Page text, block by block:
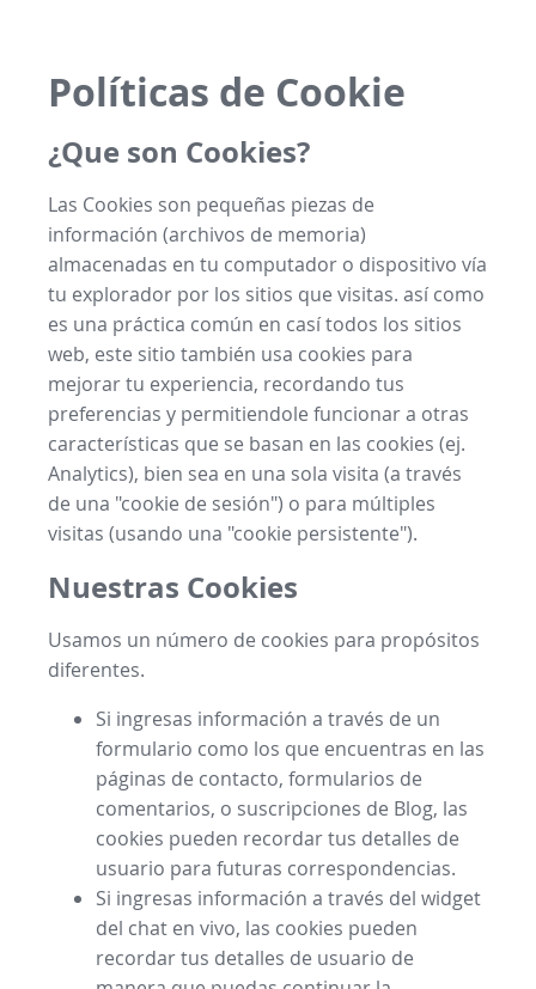
Políticas de Cookie
¿Que son Cookies?
Las Cookies son pequeñas piezas de
información (archivos de memoria)
almacenadas en tu computador o dispositivo vía
tu explorador por los sitios que visitas. así como
es una práctica común en casí todos los sitios
web, este sitio también usa cookies para
mejorar tu experiencia, recordando tus
preferencias y permitiendole funcionar a otras
características que se basan en las cookies (ej.
Analytics), bien sea en una sola visita (a través
de una "cookie de sesión") o para múltiples
visitas (usando una "cookie persistente").
Nuestras Cookies
Usamos un número de cookies para propósitos
diferentes.
Si ingresas información a través de un
formulario como los que encuentras en las
páginas de contacto, formularios de
comentarios, o suscripciones de Blog, las
cookies pueden recordar tus detalles de
usuario para futuras correspondencias.
Si ingresas información a través del widget
del chat en vivo, las cookies pueden
recordar tus detalles de usuario de